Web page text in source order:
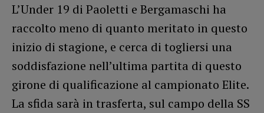
L’Under 19 di Paoletti e Bergamaschi ha
raccolto meno di quanto meritato in questo
inizio di stagione, e cerca di togliersi una
soddisfazione nell’ultima partita di questo
girone di qualificazione al campionato Elite.
La sfida sarà in trasferta, sul campo della SS